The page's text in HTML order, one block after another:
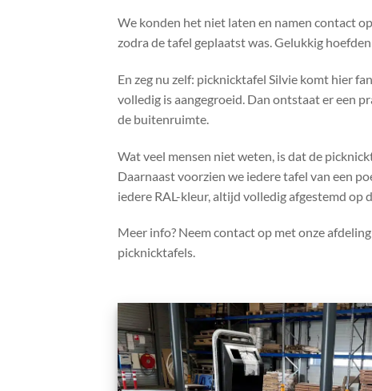
We konden het niet laten en namen contact
zodra de tafel geplaatst was. Gelukkig
En zeg nu zelf: picknicktafel Silvie komt hier
volledig is aangegroeid. Dan ontstaat er een
de buitenruimte.
Wat veel mensen niet weten, is dat de
Daarnaast voorzien we iedere tafel van een
iedere RAL-kleur, altijd volledig afgestemd op
Meer info? Neem contact op met onze
picknicktafels.